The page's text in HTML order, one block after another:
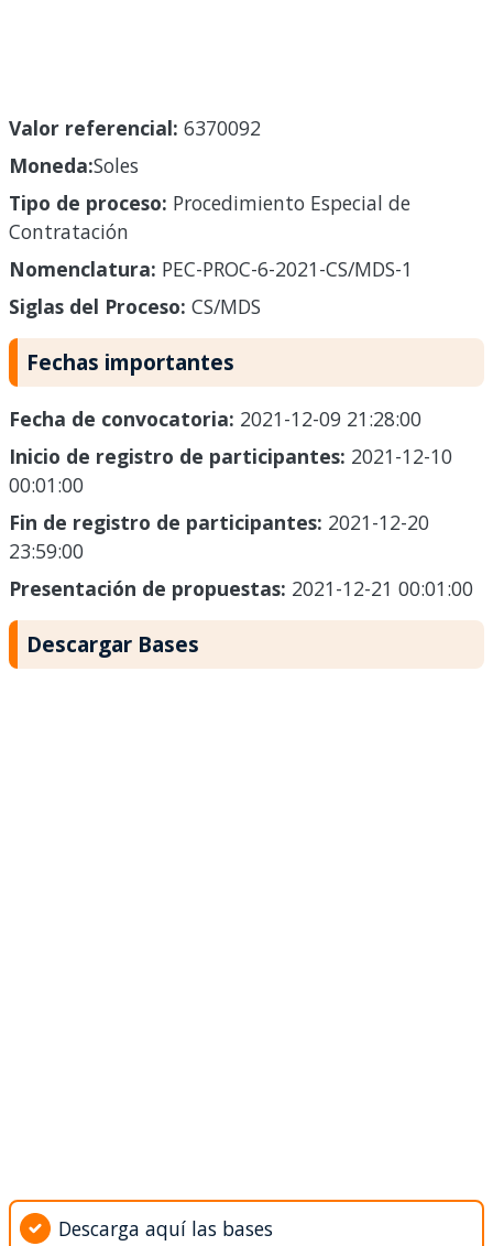
Valor referencial: 6370092
Moneda:Soles
Tipo de proceso: Procedimiento Especial de
Contratación
Nomenclatura: PEC-PROC-6-2021-CS/MDS-1
Siglas del Proceso: CS/MDS
Fechas importantes
Fecha de convocatoria: 2021-12-09 21:28:00
Inicio de registro de participantes: 2021-12-10
00:01:00
Fin de registro de participantes: 2021-12-20
23:59:00
Presentación de propuestas: 2021-12-21 00:01:00
Descargar Bases
Descarga aquí las bases